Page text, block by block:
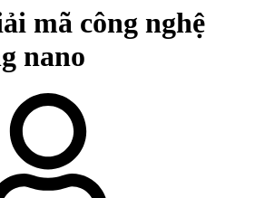
mã công nghệ
nano